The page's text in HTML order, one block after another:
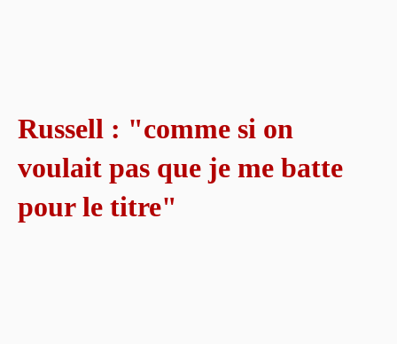
Russell : "comme si on
voulait pas que je me batte
pour le titre"